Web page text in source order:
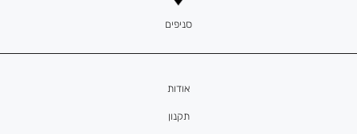
אודות
תקנון
סניפים